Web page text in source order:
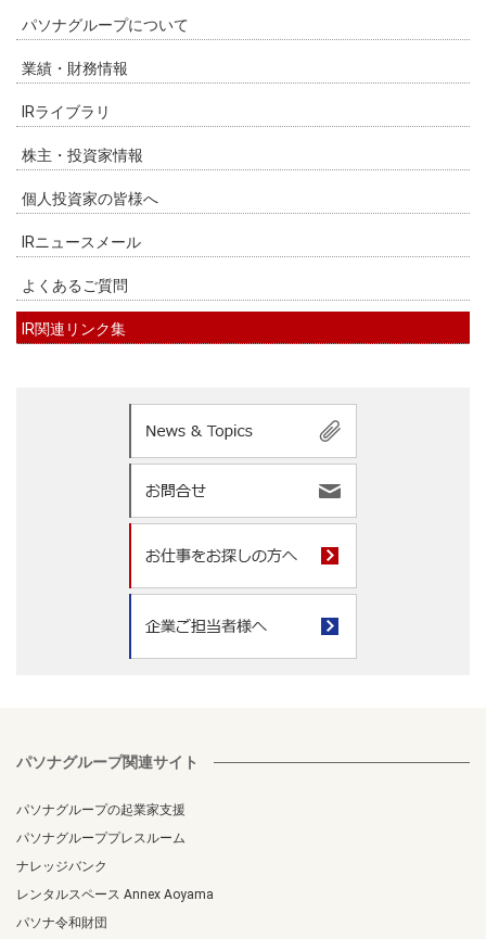
パソナグループについて
業績・財務情報
IRライブラリ
株主・投資家情報
個人投資家の皆様へ
IRニュースメール
よくあるご質問
IR関連リンク集
パソナグループ関連サイト
パソナグループの起業家支援
パソナグループプレスルーム
ナレッジバンク
レンタルスペース Annex Aoyama
パソナ令和財団